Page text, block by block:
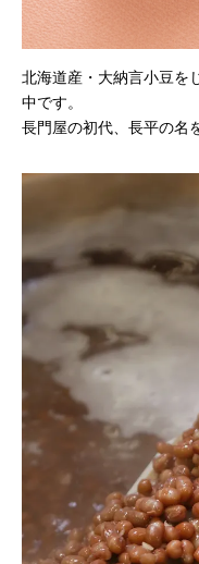
北海道産・大納言小豆を
中です。
長門屋の初代、長平の名